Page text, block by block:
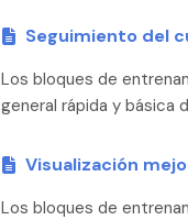
Seguimiento del
Los bloques de
general rápida y básica
Visualización
Los bloques de